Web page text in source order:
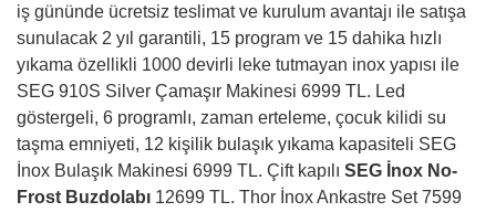
iş gününde ücretsiz teslimat ve kurulum avantajı ile satışa
sunulacak 2 yıl garantili, 15 program ve 15 dahika hızlı
yıkama özellikli 1000 devirli leke tutmayan inox yapısı ile
SEG 910S Silver Çamaşır Makinesi 6999 TL. Led
göstergeli, 6 programlı, zaman erteleme, çocuk kilidi su
taşma emniyeti, 12 kişilik bulaşık yıkama kapasiteli SEG
İnox Bulaşık Makinesi 6999 TL. Çift kapılı SEG İnox No-
Frost Buzdolabı 12699 TL. Thor İnox Ankastre Set 7599